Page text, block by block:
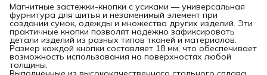
Магнитные застежки-кнопки с усиками — универсальная
фурнитура для шитья и незаменимый элемент при
создании сумок, одежды и множества других изделий. Эти
практичные кнопки позволят надежно зафиксировать
детали изделий из разных типов тканей и материалов.
Размер каждой кнопки составляет 18 мм, что обеспечивает
возможность использования на поверхностях любой
толщины.